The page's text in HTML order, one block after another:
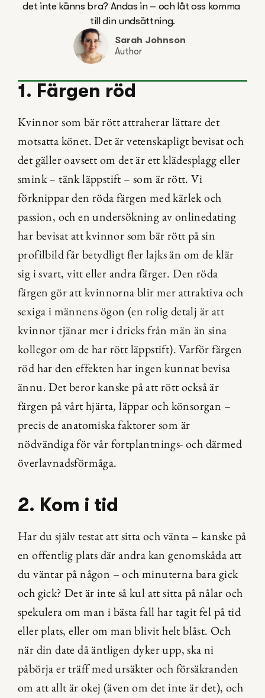
det inte känns bra? Andas in – och låt oss komma
till din undsättning.
Sarah Johnson
Author
1. Färgen röd
Kvinnor som bär rött attraherar lättare det
motsatta könet. Det är vetenskapligt bevisat och
det gäller oavsett om det är ett klädesplagg eller
smink – tänk läppstift – som är rött. Vi
förknippar den röda färgen med kärlek och
passion, och en undersökning av onlinedating
har bevisat att kvinnor som bär rött på sin
profilbild får betydligt fler lajks än om de klär
sig i svart, vitt eller andra färger. Den röda
färgen gör att kvinnorna blir mer attraktiva och
sexiga i männens ögon (en rolig detalj är att
kvinnor tjänar mer i dricks från män än sina
kollegor om de har rött läppstift). Varför färgen
röd har den effekten har ingen kunnat bevisa
ännu. Det beror kanske på att rött också är
färgen på vårt hjärta, läppar och könsorgan –
precis de anatomiska faktorer som är
nödvändiga för vår fortplantnings- och därmed
överlavnadsförmåga.
2. Kom i tid
Har du själv testat att sitta och vänta – kanske på
en offentlig plats där andra kan genomskåda att
du väntar på någon – och minuterna bara gick
och gick? Det är inte så kul att sitta på nålar och
spekulera om man i bästa fall har tagit fel på tid
eller plats, eller om man blivit helt blåst. Och
när din date då äntligen dyker upp, ska ni
påbörja er träff med ursäkter och försäkranden
om att allt är okej (även om det inte är det), och